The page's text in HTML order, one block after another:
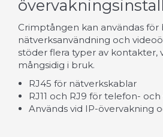
Crimptången kan användas för
nätverksanvändning och
stöder flera typer av kontakter,
mångsidig i bruk.
RJ45 för nätverkskablar
RJ11 och RJ9 för telefon-
Används vid IP-övervakning